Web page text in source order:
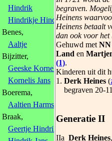
begraven.
Heinens
Heinens betaalt
dan ook voor
Gehuwd met
Land en
(1).
Kinderen uit dit
1. Derk Heines (
begraven 20-
Generatie II
IIa Derk Heines
Hindrik
Hindrikje Hindriks, 1748
Benes,
Aaltje
Bijzitter,
Geeske Kornelis, 1791
Kornelis Jans
Boerema,
Aaltien Harms
Braak,
Geertje Hindriks